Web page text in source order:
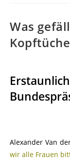
Was
Alexander Van
wir alle Frauen